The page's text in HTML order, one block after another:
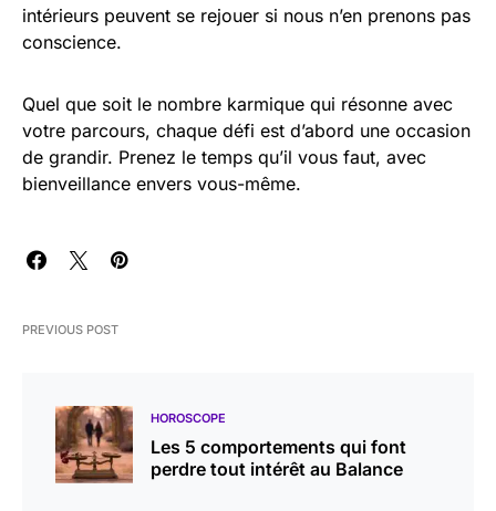
intérieurs peuvent se rejouer si nous n’en prenons pas
conscience.
Quel que soit le nombre karmique qui résonne avec
votre parcours, chaque défi est d’abord une occasion
de grandir. Prenez le temps qu’il vous faut, avec
bienveillance envers vous-même.
PREVIOUS POST
HOROSCOPE
Les 5 comportements qui font
perdre tout intérêt au Balance